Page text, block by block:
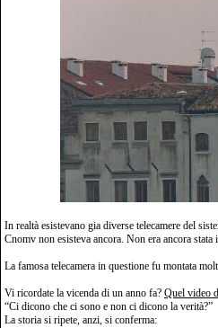
In realtà esistevano gia diverse telecamere del
Cnomv non esisteva ancora. Non era ancora stata
La famosa telecamera in questione fu montata
Vi ricordate la vicenda di un anno fa? Quel video
“Ci dicono che ci sono e non ci dicono la verità?”
La storia si ripete, anzi, si conferma: